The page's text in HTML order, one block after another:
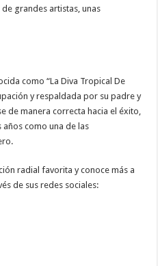
grandes artistas, unas
como “La Diva Tropical De
y respaldada por su padre y
de manera correcta hacia el éxito,
como una de las
radial favorita y conoce más a
de sus redes sociales: